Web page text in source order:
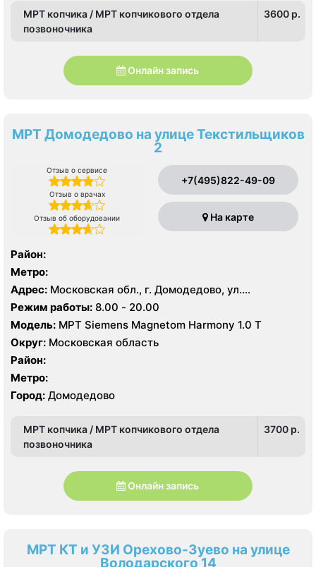
МРТ копчика / МРТ копчикового отдела
позвоночника
3600 p.
Онлайн запись
МРТ Домодедово на улице Текстильщиков
2
Отзыв о сервисе
Отзыв о врачах
Отзыв об оборудовании
+7(495)822-49-09
На карте
Район:
Метро:
Адрес: Московская обл., г. Домодедово, ул.
Текстильщиков д 2
Режим работы: 8.00 - 20.00
Модель: МРТ Siemens Magnetom Harmony 1.0 Т
Округ: Московская область
Район:
Метро:
Город: Домодедово
МРТ копчика / МРТ копчикового отдела
позвоночника
3700 p.
Онлайн запись
МРТ КТ и УЗИ Орехово-Зуево на улице
Володарского 14